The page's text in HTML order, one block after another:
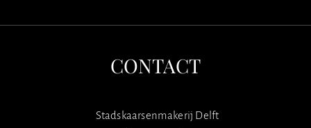
CONTACT
Stadskaarsenmakerij Delft